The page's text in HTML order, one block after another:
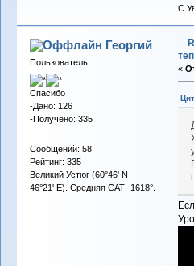
С
Георгий
Пользователь
Спасибо
-Дано: 126
-Получено: 335
Сообщений: 58
Рейтинг: 335
Великий Устюг (60°46' N -
46°21' E). Средняя САТ -1618°.
«